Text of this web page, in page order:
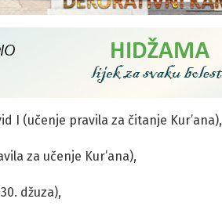
I (učenje pravila za čitanje Kur’ana),
za učenje Kur’ana),
džuza),